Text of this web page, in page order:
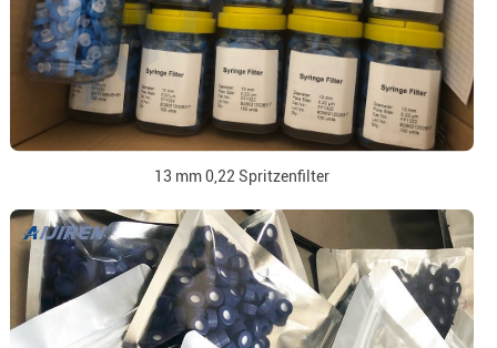
13 mm 0,22 Spritzenfilter